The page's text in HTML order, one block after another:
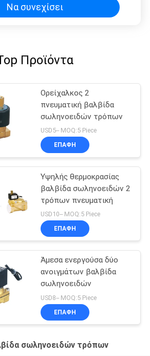
Να συνεχίσει
Προϊόντα
Ορείχαλκος 2
πνευματική βαλβίδα
σωληνοειδών τρόπων
USD5-- MOQ:5 Piece
ΕΠΑΦΉ
Υψηλής θερμοκρασίας
βαλβίδα σωληνοειδών 2
τρόπων πνευματική
USD10-- MOQ:5 Piece
ΕΠΑΦΉ
Άμεσα ενεργούσα δύο
ανοιγμάτων βαλβίδα
σωληνοειδών
USD8-- MOQ:5 Piece
ΕΠΑΦΉ
σωληνοειδών τρόπων